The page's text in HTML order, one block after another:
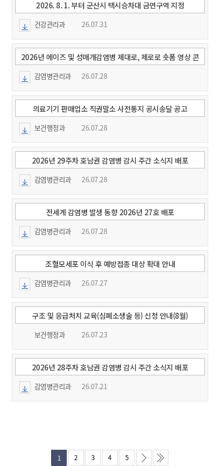
2026. 8. 1. 부터 군산시 택시승차대 금연구역 지정
건강관리과 26.07.31
2026년 에이즈 및 성매개감염병 제대로, 제로로 숏폼 영상 콘
텐츠 공모전 개최 안내
감염병관리과 26.07.28
의료기기 판매업소 직권말소 사전통지 공시송달 공고
보건행정과 26.07.28
2026년 29주차 호남권 감염병 감시 주간 소식지 배포
감염병관리과 26.07.28
전세계 감염병 발생 동향 2026년 27호 배포
감염병관리과 26.07.28
조혈모세포 이식 후 예방접종 대상 확대 안내
감염병관리과 26.07.27
구조 및 응급처치 교육(심폐소생술 등) 신청 안내(8월)
보건행정과 26.07.23
2026년 28주차 호남권 감염병 감시 주간 소식지 배포
감염병관리과 26.07.21
1 2 3 4 5